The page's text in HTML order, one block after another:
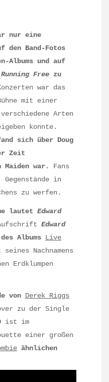
nur eine
den Band-Fotos
Albums und auf
Running Free zu
war das
mit einer
Arten
konnte.
sich über Doug
Zeit
Maiden war.
Fans
in
zu werfen.
lautet Edward
Edward
Albums Live
seines Nachnamens
Erdklumpen
von Derek Riggs
zu der Single
ist im
einer großen
ähnlichen